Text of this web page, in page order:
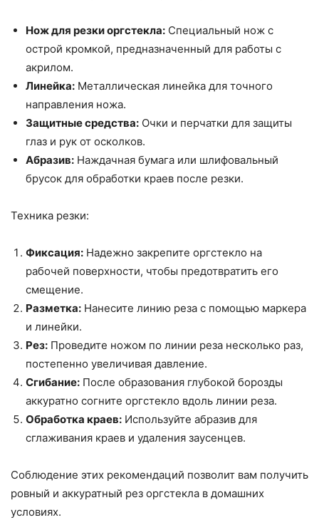
Нож для резки оргстекла: Специальный нож с
острой кромкой, предназначенный для работы с
акрилом.
Линейка: Металлическая линейка для точного
направления ножа.
Защитные средства: Очки и перчатки для защиты
глаз и рук от осколков.
Абразив: Наждачная бумага или шлифовальный
брусок для обработки краев после резки.
Техника резки:
Фиксация: Надежно закрепите оргстекло на
рабочей поверхности, чтобы предотвратить его
смещение.
Разметка: Нанесите линию реза с помощью маркера
и линейки.
Рез: Проведите ножом по линии реза несколько раз,
постепенно увеличивая давление.
Сгибание: После образования глубокой борозды
аккуратно согните оргстекло вдоль линии реза.
Обработка краев: Используйте абразив для
сглаживания краев и удаления заусенцев.
Соблюдение этих рекомендаций позволит вам получить
ровный и аккуратный рез оргстекла в домашних
условиях.